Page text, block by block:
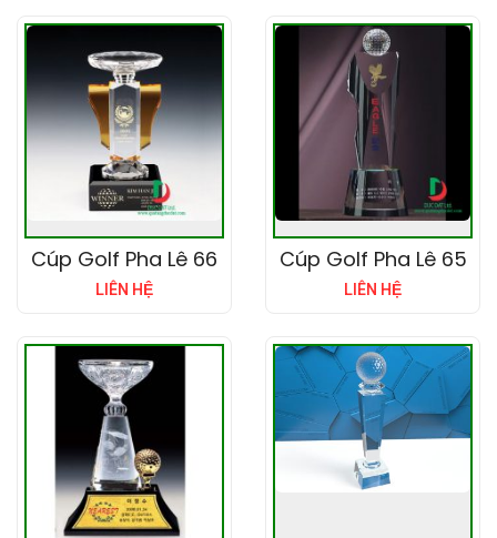
Cúp Golf Pha Lê 66
LIÊN HỆ
Cúp Golf Pha Lê 65
LIÊN HỆ